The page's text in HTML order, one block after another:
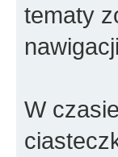
tematy
W